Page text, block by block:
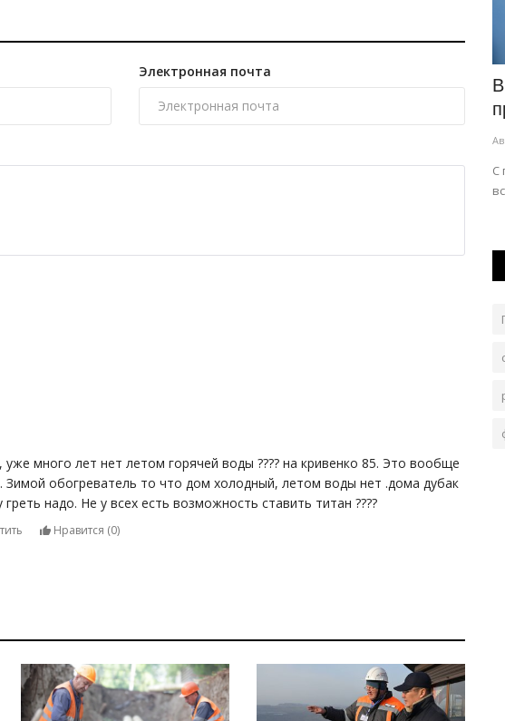
Электронная почта
много лет нет летом горячей воды ???? на кривенко 85. Это вообще
Зимой обогреватель то что дом холодный, летом воды нет .дома дубак
греть надо. Не у всех есть возможность ставить титан ????
Нравится (0)
важное
мнению журналистов
Казахстанцев призвали не доверять
дипфейкам
Любой фейк живет ровно столько, сколько на него
С